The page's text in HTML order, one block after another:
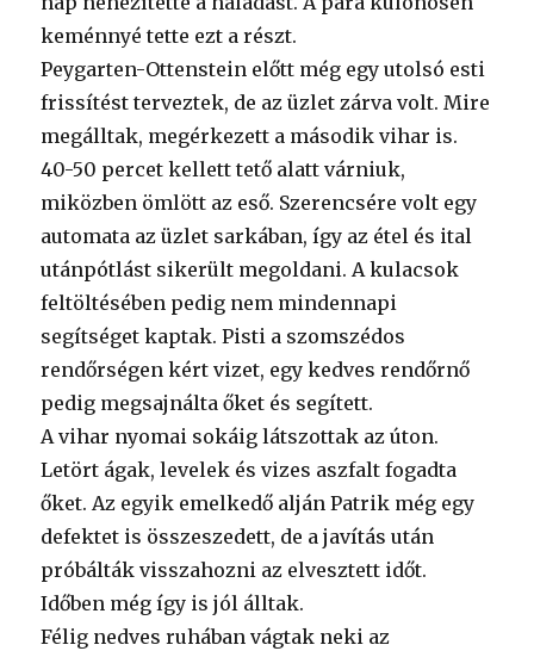
keménnyé tette ezt a részt.
Peygarten-Ottenstein előtt még egy utolsó esti
frissítést terveztek, de az üzlet zárva volt. Mire
megálltak, megérkezett a második vihar is.
40-50 percet kellett tető alatt várniuk,
miközben ömlött az eső. Szerencsére volt egy
automata az üzlet sarkában, így az étel és ital
utánpótlást sikerült megoldani. A kulacsok
feltöltésében pedig nem mindennapi
segítséget kaptak. Pisti a szomszédos
rendőrségen kért vizet, egy kedves rendőrnő
pedig megsajnálta őket és segített.
A vihar nyomai sokáig látszottak az úton.
Letört ágak, levelek és vizes aszfalt fogadta
őket. Az egyik emelkedő alján Patrik még egy
defektet is összeszedett, de a javítás után
próbálták visszahozni az elvesztett időt.
Időben még így is jól álltak.
Félig nedves ruhában vágtak neki az